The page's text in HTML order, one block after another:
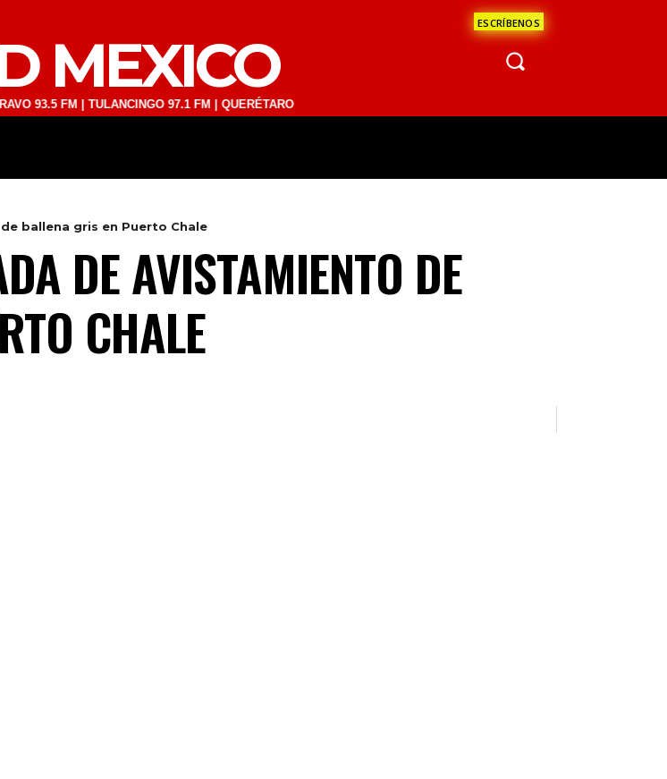
ESCRÍBENOS
MEXICO
FM | TULANCINGO 97.1 FM | QUERÉTARO 103.1 FM | SAN JUAN DEL RÍO 93.1 FM | GUADALAJARA 1510 AM | LA
ballena gris en Puerto Chale
DE AVISTAMIENTO DE
CHALE